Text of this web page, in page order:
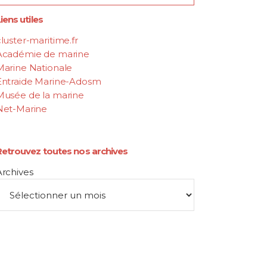
utiles
maritime.fr
de marine
Nationale
Marine-Adosm
de la marine
Marine
toutes nos archives